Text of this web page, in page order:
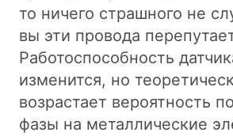
то ничего страшного не
вы эти провода
Работоспособность
изменится, но
возрастает вероятность
фазы на металлические